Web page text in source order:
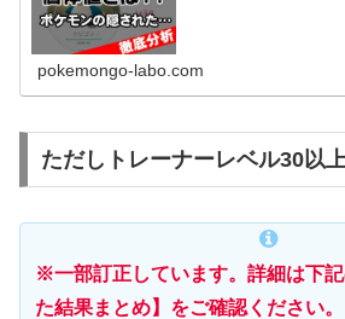
pokemongo-labo.com
ただしトレーナーレベル30以
※一部訂正しています。詳細は下
た結果まとめ】をご確認ください。